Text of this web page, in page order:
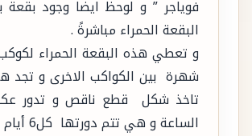
فوياجر ” و لوحظ ايضا وجود بقعة
البقعة الحمراء مباشرةً .
و تعطي هذه البقعة الحمراء
شهرة بين الكواكب الاخرى و تجد
تاخذ شكل قطع ناقص و تدور
الساعة و هي تتم دورتها كل6 أيام .